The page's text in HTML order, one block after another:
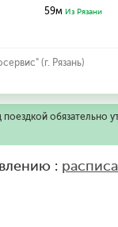
59м Из Рязани
(г. Рязань)
обязательно
: